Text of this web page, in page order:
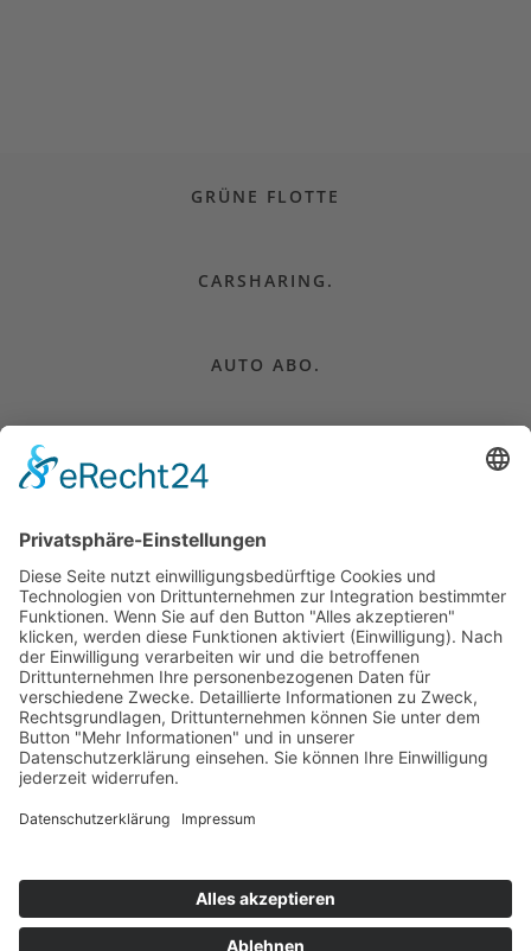
GRÜNE FLOTTE
CARSHARING.
AUTO ABO.
AUTO KAUFEN.
FÜR UNTERNEHMEN.
DATENSCHUTZERKLÄRUNG
BARRIEREFREIHEIT|COOKIE-EINSTELLUNGEN
Designed with❤️in Waldkirch